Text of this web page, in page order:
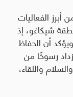
الفعاليات
شيكاغو، إذ
أن الحفاظ
رسوخًا من
واللقاء،